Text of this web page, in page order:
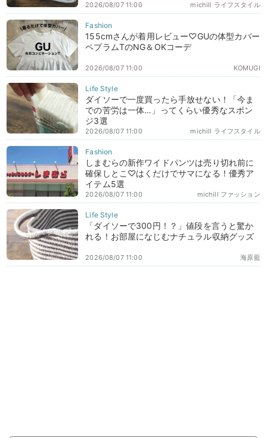
michill ライフスタイル
2026/08/07 11:00
155cmさんが着用レビュー♡GUの体型カバー
ペプラムTのNG＆OKコーデ
KOMUGI
2026/08/07 11:00
ダイソーで一度買ったら手放せない！「今ま
での苦労は一体…」ってくらい優秀なスポン
ジ3選
michill ライフスタイル
2026/08/07 11:00
しまむらの新作ワイドパンツは売り切れ前に
確保しとこ♡はくだけでサマになる！優秀ア
イテム5選
michill ファッション
2026/08/07 11:00
「ダイソーで300円！？」値段を言うと驚か
れる！お部屋になじむナチュラル収納グッズ
海原藍
2026/08/07 11:00